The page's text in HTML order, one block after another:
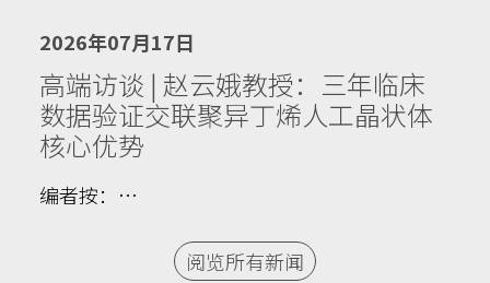
2026年07月17日
高端访谈 | 赵云娥教授：三年临床
数据验证交联聚异丁烯人工晶状体
核心优势
编者按：…
阅览所有新闻